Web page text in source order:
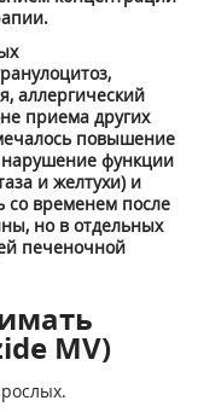
аллергический
приема других
повышение
функции
и желтухи) и
со временем после
но в отдельных
печеночной
MV)